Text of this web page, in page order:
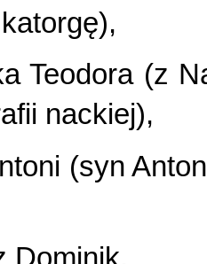
Teodora (z
nackiej),
(syn